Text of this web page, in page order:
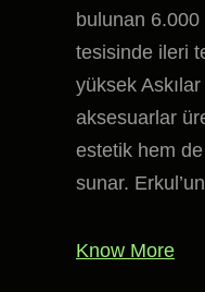
bulunan 6.000
tesisinde ileri
yüksek
aksesuarlar
estetik hem de
sunar.
Know More